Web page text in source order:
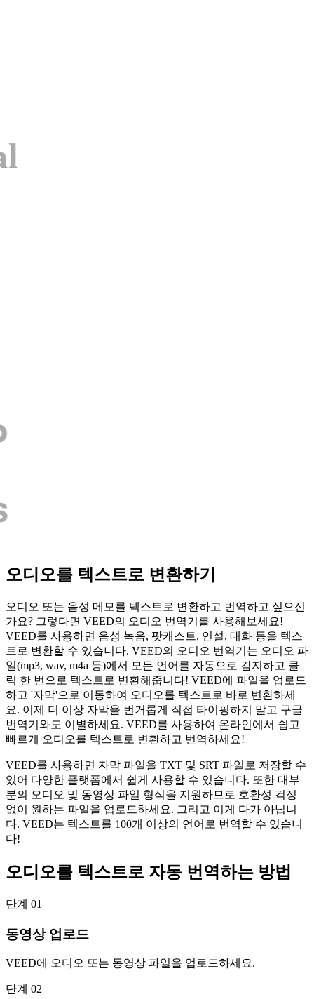
오디오를 텍스트로 변환하기
오디오 또는 음성 메모를 텍스트로 변환하고 번역하고 싶으신
가요? 그렇다면 VEED의 오디오 번역기를 사용해보세요!
VEED를 사용하면 음성 녹음, 팟캐스트, 연설, 대화 등을 텍스
트로 변환할 수 있습니다. VEED의 오디오 번역기는 오디오 파
일(mp3, wav, m4a 등)에서 모든 언어를 자동으로 감지하고 클
릭 한 번으로 텍스트로 변환해줍니다! VEED에 파일을 업로드
하고 '자막'으로 이동하여 오디오를 텍스트로 바로 변환하세
요. 이제 더 이상 자막을 번거롭게 직접 타이핑하지 말고 구글
번역기와도 이별하세요. VEED를 사용하여 온라인에서 쉽고
빠르게 오디오를 텍스트로 변환하고 번역하세요!
VEED를 사용하면 자막 파일을 TXT 및 SRT 파일로 저장할 수
있어 다양한 플랫폼에서 쉽게 사용할 수 있습니다. 또한 대부
분의 오디오 및 동영상 파일 형식을 지원하므로 호환성 걱정
없이 원하는 파일을 업로드하세요. 그리고 이게 다가 아닙니
다. VEED는 텍스트를 100개 이상의 언어로 번역할 수 있습니
다!
오디오를 텍스트로 자동 번역하는 방법
단계 01
동영상 업로드
VEED에 오디오 또는 동영상 파일을 업로드하세요.
단계 02